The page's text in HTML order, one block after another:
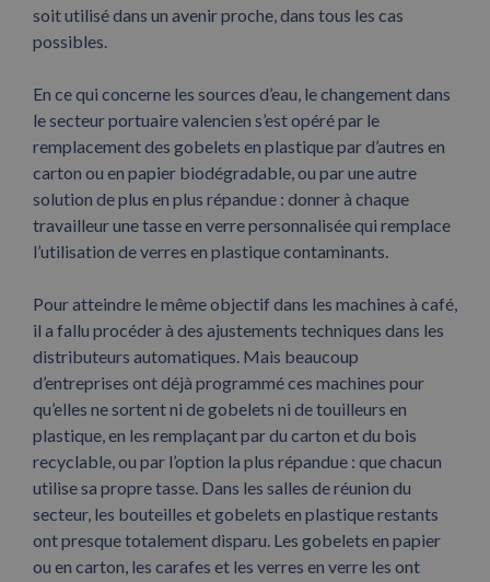
soit utilisé dans un avenir proche, dans tous les cas
possibles.
En ce qui concerne les sources d’eau, le changement dans
le secteur portuaire valencien s’est opéré par le
remplacement des gobelets en plastique par d’autres en
carton ou en papier biodégradable, ou par une autre
solution de plus en plus répandue : donner à chaque
travailleur une tasse en verre personnalisée qui remplace
l’utilisation de verres en plastique contaminants.
Pour atteindre le même objectif dans les machines à café,
il a fallu procéder à des ajustements techniques dans les
distributeurs automatiques. Mais beaucoup
d’entreprises ont déjà programmé ces machines pour
qu’elles ne sortent ni de gobelets ni de touilleurs en
plastique, en les remplaçant par du carton et du bois
recyclable, ou par l’option la plus répandue : que chacun
utilise sa propre tasse. Dans les salles de réunion du
secteur, les bouteilles et gobelets en plastique restants
ont presque totalement disparu. Les gobelets en papier
ou en carton, les carafes et les verres en verre les ont